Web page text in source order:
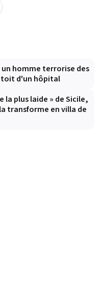
un homme terrorise des
toit d'un hôpital
la plus laide » de Sicile,
transforme en villa de